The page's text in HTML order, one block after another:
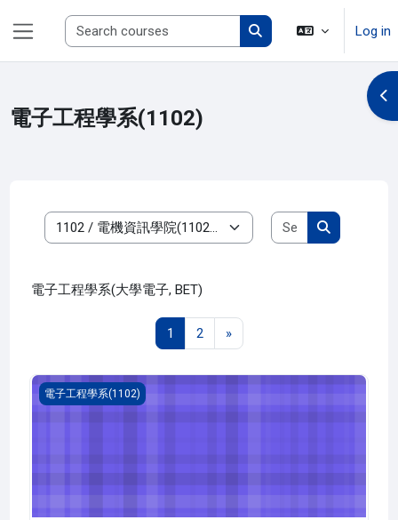
Side panel
Search courses
Search courses
Log in
電子工程學系(1102)
Course categories
Search
Search
電子工程學系(大學電子, BET)
1 Page 1
2Page 2
»Next page
校外實習 一(1102_B4ET030023A)
電子工程學系(1102)